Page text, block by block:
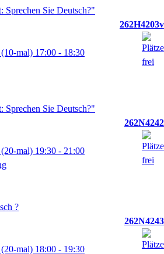
262H4203v
(10-mal) 17:00 - 18:30
262N4242
(20-mal) 19:30 - 21:00
262N4243
(20-mal) 18:00 - 19:30